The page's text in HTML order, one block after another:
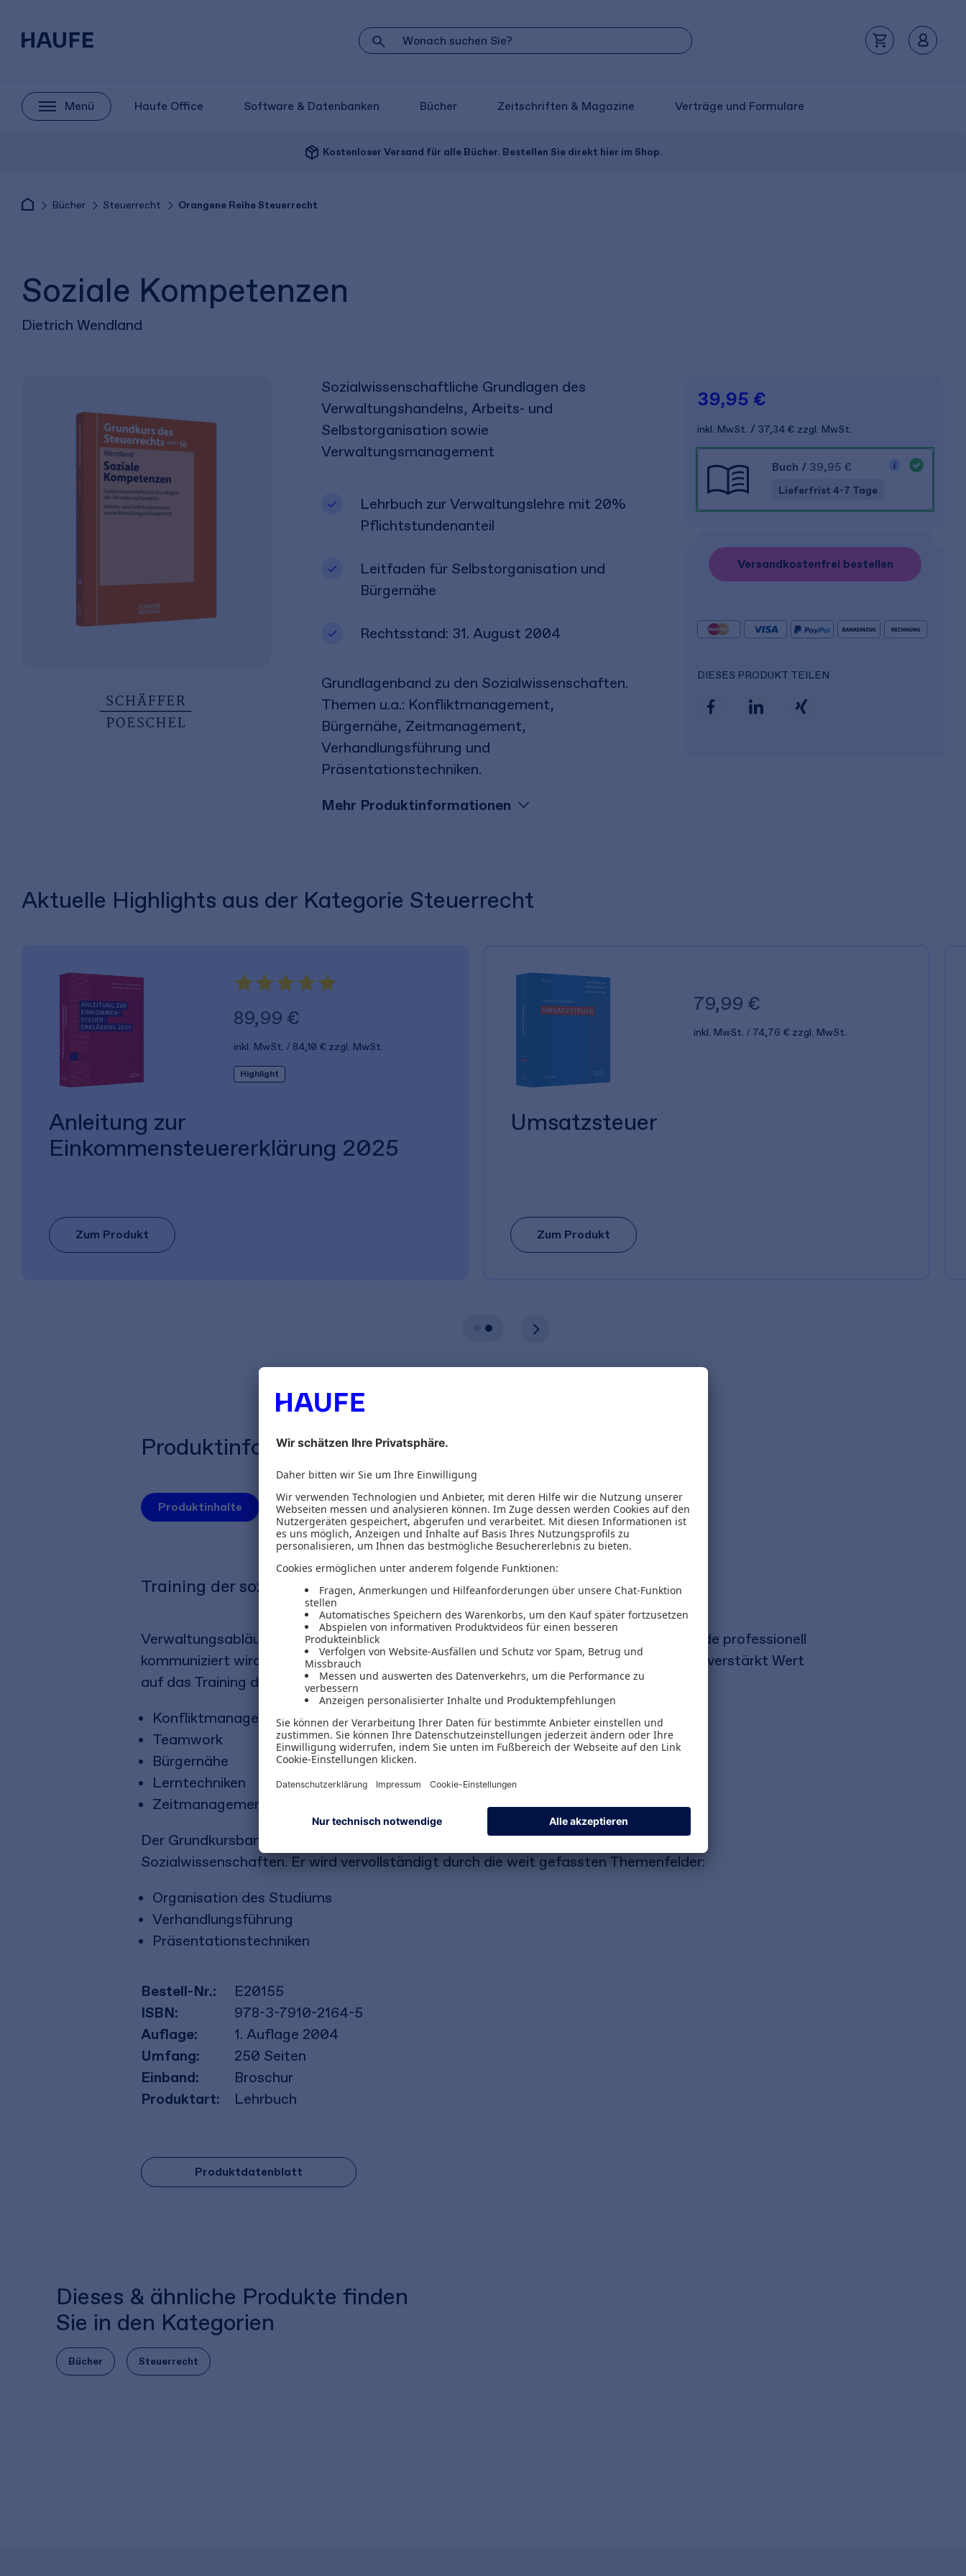
Menü Haufe Office Software & Datenbanken Bücher Zeitschriften & Magazine Verträge und Formulare
package_2 Kostenloser Versand für alle Bücher. Bestellen Sie direkt hier im Shop.
Bücher Steuerrecht Orangene Reihe Steuerrecht
Soziale Kompetenzen
Dietrich Wendland
Sozialwissenschaftliche Grundlagen des
Verwaltungshandelns, Arbeits- und
Selbstorganisation sowie
Verwaltungsmanagement
Lehrbuch zur Verwaltungslehre mit 20%
Pflichtstundenanteil
Leitfaden für Selbstorganisation und
Bürgernähe
Rechtsstand: 31. August 2004
Grundlagenband zu den Sozialwissenschaften.
Themen u.a.: Konfliktmanagement,
Bürgernähe, Zeitmanagement,
Verhandlungsführung und
Präsentationstechniken.
Mehr Produktinformationen
39,95 €
inkl. MwSt. 37,34 € zzgl. MwSt.
Buch / 39,95 €
Lieferfrist 4-7 Tage
Versandkostenfrei bestellen
DIESES PRODUKT TEILEN
Aktuelle Highlights aus der Kategorie Steuerrecht
89,99 €
inkl. MwSt. 84,10 € zzgl. MwSt.
Highlight
Anleitung zur
Einkommensteuererklärung 2025
Zum Produkt
79,99 €
inkl. MwSt. 74,76 € zzgl. MwSt.
Umsatzsteuer
Zum Produkt
Produktinformationen
Produktinhalte Autoren Inhaltsverzeichnis
Training der sozialen Kompetenzen
Verwaltungsabläufe werden für den Bürger transparenter, wenn auf Seiten der Behörde professionell
kommuniziert wird. Im Rahmen der Steuerausbildung legt die Finanzverwaltung daher verstärkt Wert
auf das Training der sog. sozialen Kompetenzen wie:
Konfliktmanagement
Teamwork
Bürgernähe
Lerntechniken
Zeitmanagement
Der Grundkursband basiert auf einer kompakten Darstellung zu den Grundlagen der
Sozialwissenschaften. Er wird vervollständigt durch die weit gefassten Themenfelder:
Organisation des Studiums
Verhandlungsführung
Präsentationstechniken
Bestell-Nr.:
E20155
ISBN:
978-3-7910-2164-5
Auflage:
1. Auflage 2004
Umfang:
250 Seiten
Einband:
Broschur
Produktart:
Lehrbuch
Produktdatenblatt
Dieses & ähnliche Produkte finden
Sie in den Kategorien
Bücher Steuerrecht